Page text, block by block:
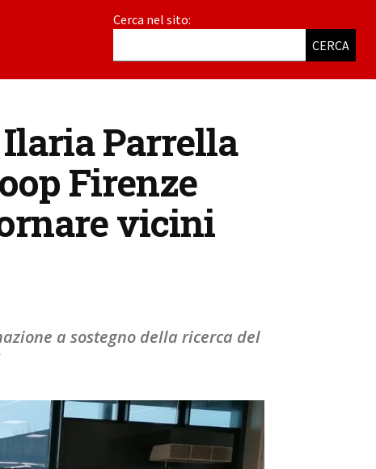
Cerca nel sito:
CERCA
Parrella
Firenze
vicini
a sostegno della ricerca del